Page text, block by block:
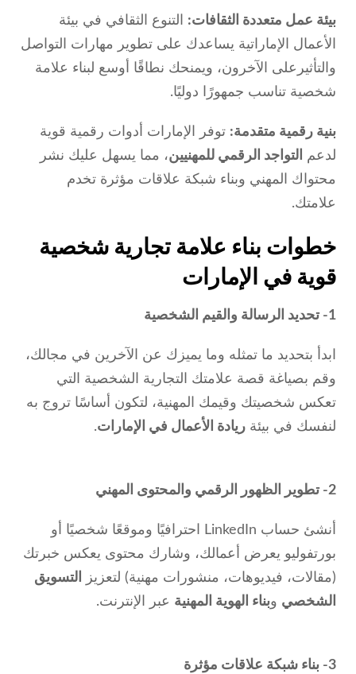
بيئة عمل متعددة الثقافات: التنوع الثقافي في بيئة
الأعمال الإماراتية يساعدك على تطوير مهارات التواصل
والتأثيرعلى الآخرون، ويمنحك نطاقًا أوسع لبناء علامة
شخصية تناسب جمهورًا دوليًا.
بنية رقمية متقدمة: توفر الإمارات أدوات رقمية قوية
لدعم
التواجد الرقمي للمهنيين، مما يسهل عليك نشر
محتواك المهني وبناء شبكة علاقات مؤثرة تخدم
علامتك.
خطوات بناء علامة تجارية شخصية
قوية في الإمارات
1- تحديد الرسالة والقيم الشخصية
ابدأ بتحديد ما تمثله وما يميزك عن الآخرين في مجالك،
وقم بصياغة قصة علامتك التجارية الشخصية التي
تعكس شخصيتك وقيمك المهنية، لتكون أساسًا تروج به
لنفسك في بيئة ريادة الأعمال في الإمارات.
2- تطوير الظهور الرقمي والمحتوى المهني
أنشئ حساب LinkedIn احترافيًا وموقعًا شخصيًا أو
بورتفوليو يعرض أعمالك، وشارك محتوى يعكس خبرتك
(مقالات، فيديوهات، منشورات مهنية) لتعزيز
التسويق
الشخصي وبناء الهوية المهنية عبر الإنترنت.
3- بناء شبكة علاقات مؤثرة